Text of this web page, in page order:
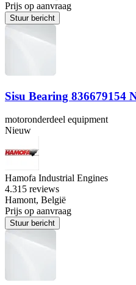
Prijs op aanvraag
Stuur bericht
Sisu Bearing 836679154
motoronderdeel equipment
Nieuw
Hamofa Industrial Engines
4.315 reviews
Hamont, België
Prijs op aanvraag
Stuur bericht